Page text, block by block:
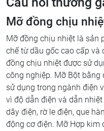
Mỡ đồng chịu
Mỡ đồng chịu nhiệt là sản
chế từ dầu gốc cao cấp
đồng chịu nhiệt được sử
công nghiệp. Mỡ Bột
sử dụng trong ngành điện
vì độ dẫn điện và dẫn
dây điện, rờ le điện, que
động cơ điện. Mỡ Hợp kim